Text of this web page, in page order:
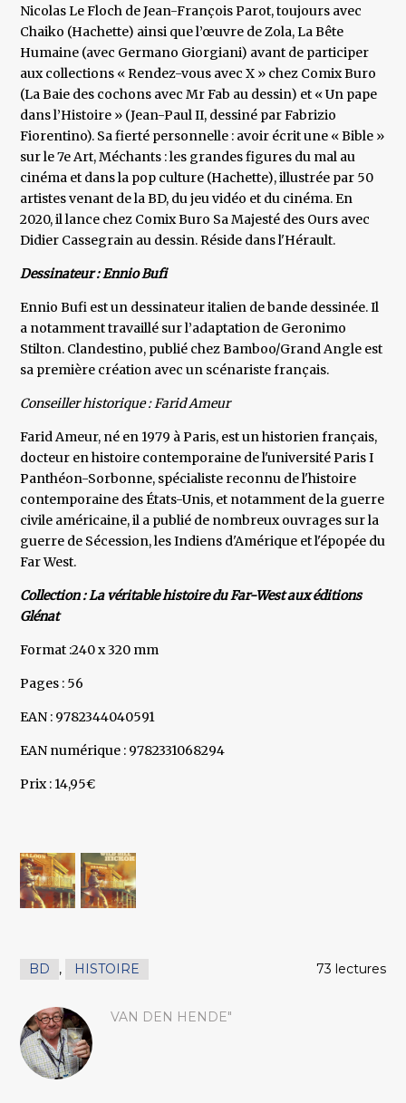
Nicolas Le Floch de Jean-François Parot, toujours avec
Chaiko (Hachette) ainsi que l’œuvre de Zola, La Bête
Humaine (avec Germano Giorgiani) avant de participer
aux collections « Rendez-vous avec X » chez Comix Buro
(La Baie des cochons avec Mr Fab au dessin) et « Un pape
dans l’Histoire » (Jean-Paul II, dessiné par Fabrizio
Fiorentino). Sa fierté personnelle : avoir écrit une « Bible »
sur le 7e Art, Méchants : les grandes figures du mal au
cinéma et dans la pop culture (Hachette), illustrée par 50
artistes venant de la BD, du jeu vidéo et du cinéma. En
2020, il lance chez Comix Buro Sa Majesté des Ours avec
Didier Cassegrain au dessin. Réside dans l'Hérault.
Dessinateur : Ennio Bufi
Ennio Bufi est un dessinateur italien de bande dessinée. Il
a notamment travaillé sur l’adaptation de Geronimo
Stilton. Clandestino, publié chez Bamboo/Grand Angle est
sa première création avec un scénariste français.
Conseiller historique : Farid Ameur
Farid Ameur, né en 1979 à Paris, est un historien français,
docteur en histoire contemporaine de l'université Paris I
Panthéon-Sorbonne, spécialiste reconnu de l'histoire
contemporaine des États-Unis, et notamment de la guerre
civile américaine, il a publié de nombreux ouvrages sur la
guerre de Sécession, les Indiens d'Amérique et l'épopée du
Far West.
Collection : La véritable histoire du Far-West aux éditions
Glénat
Format :240 x 320 mm
Pages : 56
EAN : 9782344040591
EAN numérique : 9782331068294
Prix : 14,95€
BD , HISTOIRE 73 lectures
VAN DEN HENDE"